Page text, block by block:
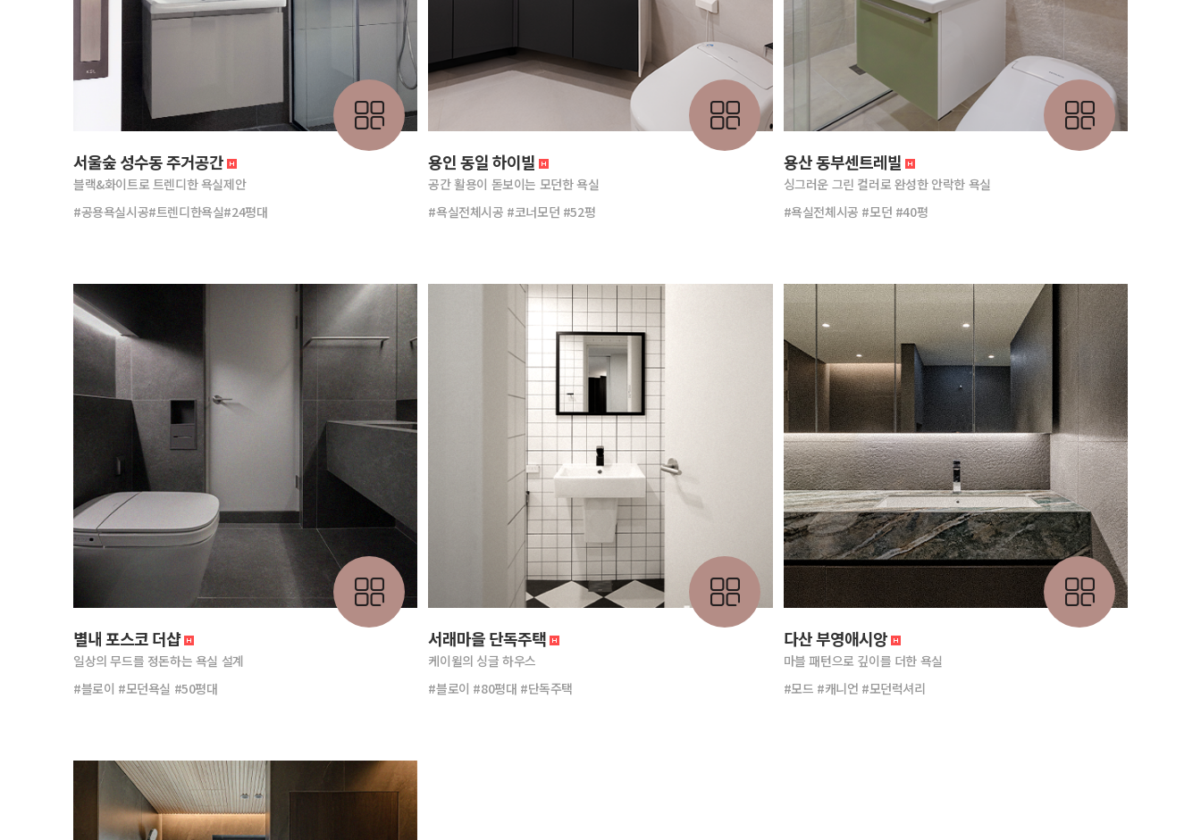
서울숲 성수동 주거공간
블랙&화이트로 트렌디한 욕실제안
#공용욕실시공#트렌디한욕실#24평대
용인 동일 하이빌
공간 활용이 돋보이는 모던한 욕실
#욕실전체시공 #코너모던 #52평
용산 동부센트레빌
싱그러운 그린 컬러로 완성한 안락한 욕실
#욕실전체시공 #모던 #40평
별내 포스코 더샵
일상의 무드를 정돈하는 욕실 설계
#블로이 #모던욕실 #50평대
서래마을 단독주택
케이윌의 싱글 하우스
#블로이 #80평대 #단독주택
다산 부영애시앙
마블 패턴으로 깊이를 더한 욕실
#모드 #캐니언 #모던럭셔리